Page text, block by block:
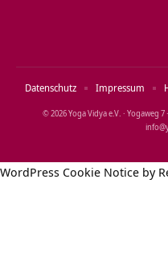
© 2026 Yoga Vidya e.V. · Yogaweg 7
Datenschutz Impressum
WordPress Cookie Notice by